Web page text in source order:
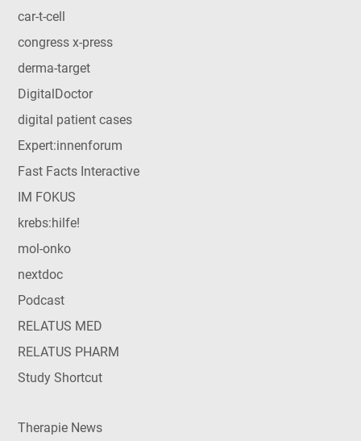
car-t-cell
congress x-press
derma-target
DigitalDoctor
digital patient cases
Expert:innenforum
Fast Facts Interactive
IM FOKUS
krebs:hilfe!
mol-onko
nextdoc
Podcast
RELATUS MED
RELATUS PHARM
Study Shortcut
Therapie News